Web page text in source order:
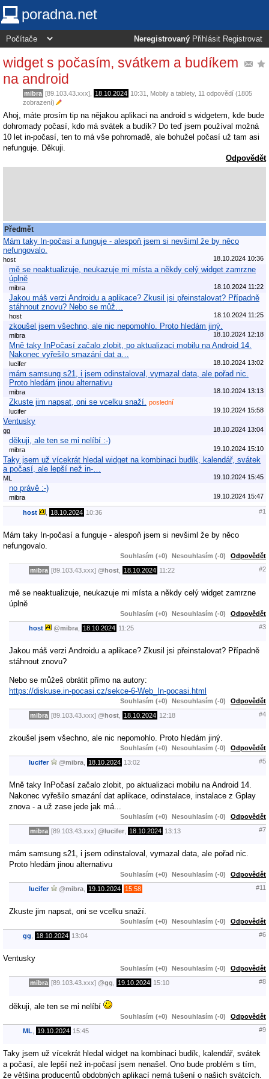
poradna.net
Neregistrovaný Přihlásit Registrovat
widget s počasím, svátkem a budíkem
na android
mibra [89.103.43.xxx], 18.10.2024 10:31 Mobily a tablety, 11 odpovědí (1805
zobrazení)
Ahoj, máte prosím tip na nějakou aplikaci na android s widgetem, kde bude
dohromady počasí, kdo má svátek a budík? Do teď jsem používal možná
10 let in-počasí, ten to má vše pohromadě, ale bohužel počasí už tam asi
nefunguje. Děkuji.
Odpovědět
Předmět
Mám taky In-počasí a funguje - alespoň jsem si nevšiml že by něco
nefungovalo.
host 18.10.2024 10:36
mě se neaktualizuje, neukazuje mi místa a někdy celý widget zamrzne
úplně
mibra 18.10.2024 11:22
Jakou máš verzi Androidu a aplikace? Zkusil jsi přeinstalovat? Případně
stáhnout znovu? Nebo se můž…
host 18.10.2024 11:25
zkoušel jsem všechno, ale nic nepomohlo. Proto hledám jiný.
mibra 18.10.2024 12:18
Mně taky InPočasí začalo zlobit, po aktualizaci mobilu na Android 14.
Nakonec vyřešilo smazání dat a…
lucifer 18.10.2024 13:02
mám samsung s21, i jsem odinstaloval, vymazal data, ale pořad nic.
Proto hledám jinou alternativu
mibra 18.10.2024 13:13
Zkuste jim napsat, oni se vcelku snaží.
poslední
lucifer
19.10.2024 15:58
Ventusky
gg 18.10.2024 13:04
děkuji, ale ten se mi nelíbí :-)
mibra 19.10.2024 15:10
Taky jsem už vícekrát hledal widget na kombinaci budík, kalendář, svátek
a počasí, ale lepší než in-…
ML 19.10.2024 15:45
no právě :-)
mibra 19.10.2024 15:47
host 18.10.2024 10:36 #1
Mám taky In-počasí a funguje - alespoň jsem si nevšiml že by něco
nefungovalo.
Souhlasím (+0) Nesouhlasím (-0) Odpovědět
mibra [89.103.43.xxx] @host 18.10.2024 11:22 #2
mě se neaktualizuje, neukazuje mi místa a někdy celý widget zamrzne
úplně
Souhlasím (+0) Nesouhlasím (-0) Odpovědět
host @mibra 18.10.2024 11:25 #3
Jakou máš verzi Androidu a aplikace? Zkusil jsi přeinstalovat? Případně
stáhnout znovu?
Nebo se můžeš obrátit přímo na autory:
https://diskuse.in-pocasi.cz/sekce-6-Web_In-pocasi.html
Souhlasím (+0) Nesouhlasím (-0) Odpovědět
mibra [89.103.43.xxx] @host 18.10.2024 12:18 #4
zkoušel jsem všechno, ale nic nepomohlo. Proto hledám jiný.
Souhlasím (+0) Nesouhlasím (-0) Odpovědět
lucifer @mibra 18.10.2024 13:02 #5
Mně taky InPočasí začalo zlobit, po aktualizaci mobilu na Android 14.
Nakonec vyřešilo smazání dat aplikace, odinstalace, instalace z Gplay
znova - a už zase jede jak má...
Souhlasím (+0) Nesouhlasím (-0) Odpovědět
mibra [89.103.43.xxx] @lucifer 18.10.2024 13:13 #7
mám samsung s21, i jsem odinstaloval, vymazal data, ale pořad nic.
Proto hledám jinou alternativu
Souhlasím (+0) Nesouhlasím (-0) Odpovědět
lucifer @mibra 19.10.2024 15:58 #11
Zkuste jim napsat, oni se vcelku snaží.
Souhlasím (+0) Nesouhlasím (-0) Odpovědět
gg 18.10.2024 13:04 #6
Ventusky
Souhlasím (+0) Nesouhlasím (-0) Odpovědět
mibra [89.103.43.xxx] @gg 19.10.2024 15:10 #8
děkuji, ale ten se mi nelíbí
Souhlasím (+0) Nesouhlasím (-0) Odpovědět
ML 19.10.2024 15:45 #9
Taky jsem už vícekrát hledal widget na kombinaci budík, kalendář, svátek
a počasí, ale lepší než in-počasí jsem nenašel. Ono bude problém s tím,
že většina producentů obdobných aplikací nemá tušení o našich svátcích.